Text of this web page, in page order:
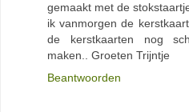
gemaakt met de
ik vanmorgen de
de kerstkaarten nog
maken.. Groeten Trijntje
Beantwoorden